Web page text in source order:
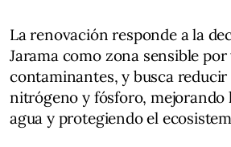
La renovación responde a la
Jarama como zona sensible
contaminantes, y busca reducir
nitrógeno y fósforo, mejorando
agua y protegiendo el